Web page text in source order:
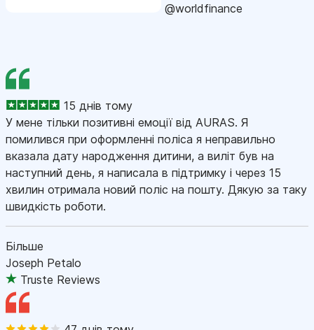
@worldfinance
15 днів тому
У мене тільки позитивні емоції від AURAS. Я
помилився при оформленні поліса я неправильно
вказала дату народження дитини, а виліт був на
наступний день, я написала в підтримку і через 15
хвилин отримала новий поліс на пошту. Дякую за таку
швидкість роботи.
Більше
Joseph Petalo
Truste Reviews